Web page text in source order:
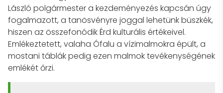
László polgármester a kezdeményezés kapcsán úgy
fogalmazott, a tanösvényre joggal lehetünk büszkék,
hiszen az összefonódik Érd kulturális értékeivel.
Emlékeztetett, valaha Ófalu a vízimalmokra épült, a
mostani táblák pedig ezen malmok tevékenységének
emlékét őrzi.